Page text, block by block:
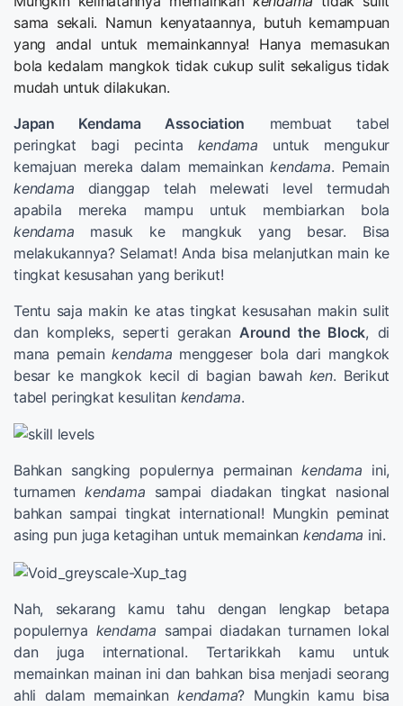
sama sekali. Namun kenyataannya, butuh kemampuan
yang andal untuk memainkannya! Hanya memasukan
bola kedalam mangkok tidak cukup sulit sekaligus tidak
mudah untuk dilakukan.
Japan Kendama Association membuat tabel
peringkat bagi pecinta kendama untuk mengukur
kemajuan mereka dalam memainkankendama. Pemain
kendama dianggap telah melewati level termudah
apabila mereka mampu untuk membiarkan bola
kendama masuk ke mangkuk yang besar. Bisa
melakukannya? Selamat! Anda bisa melanjutkan main ke
tingkat kesusahan yang berikut!
Tentu saja makin ke atas tingkat kesusahan makin sulit
dan kompleks, seperti gerakan Around the Block, di
mana pemainkendama menggeser bola dari mangkok
besar ke mangkok kecil di bagian bawah ken. Berikut
tabel peringkat kesulitan kendama.
Bahkan sangking populernya permainankendama ini,
turnamenkendama sampai diadakan tingkat nasional
bahkan sampai tingkat international! Mungkin peminat
asing pun juga ketagihan untuk memainkan kendama ini.
Nah, sekarang kamu tahu dengan lengkap betapa
populernya kendama sampai diadakan turnamen lokal
dan juga international. Tertarikkah kamu untuk
memainkan mainan ini dan bahkan bisa menjadi seorang
ahli dalam memainkankendama? Mungkin kamu bisa